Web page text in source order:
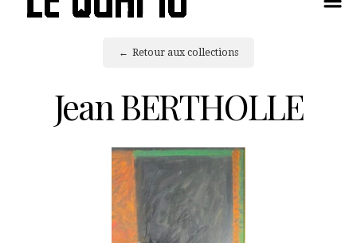
Retour aux collections
Jean BERTHOLLE